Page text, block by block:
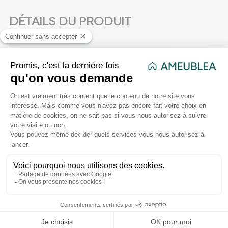
DÉTAILS DU PRODUIT
Dimensions de
L. 52,5 x P. 43,5 x H. 82 cm
Matière Métal - Bois - Mousse
Poids net
Temps
d'assemblage
10